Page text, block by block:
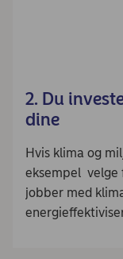
2. Du
dine
Hvis klima og
eksempel velge
jobber med